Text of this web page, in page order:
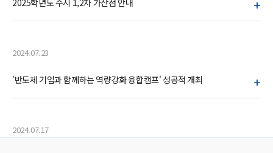
2025학년도 수시 1,2차 가산점 안내 +
2024.07.23
'반도체 기업과 함께하는 역량강화 융합캠프' 성공적 개최 +
2024.07.17